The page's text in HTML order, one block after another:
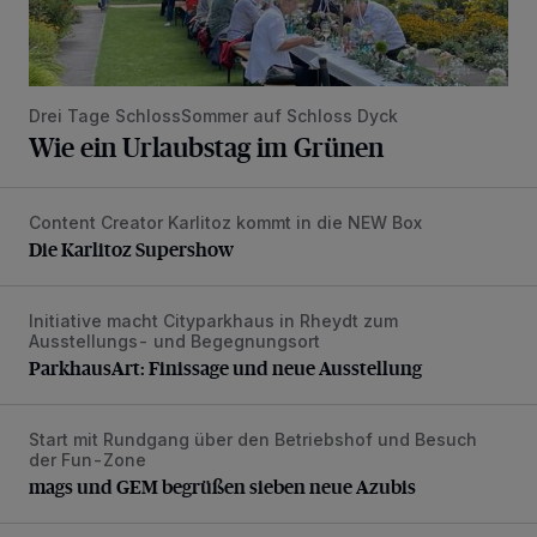
Drei Tage SchlossSommer auf Schloss Dyck
Wie ein Urlaubstag im Grünen
Die Karlitoz Supershow
Content Creator Karlitoz kommt in die NEW Box
Die Karlitoz Supershow
ParkhausArt: Finissage und neue Ausstellung
Initiative macht Cityparkhaus in Rheydt zum
Ausstellungs- und Begegnungsort
ParkhausArt: Finissage und neue Ausstellung
mags und GEM begrüßen sieben neue Azubis
Start mit Rundgang über den Betriebshof und Besuch
der Fun-Zone
mags und GEM begrüßen sieben neue Azubis